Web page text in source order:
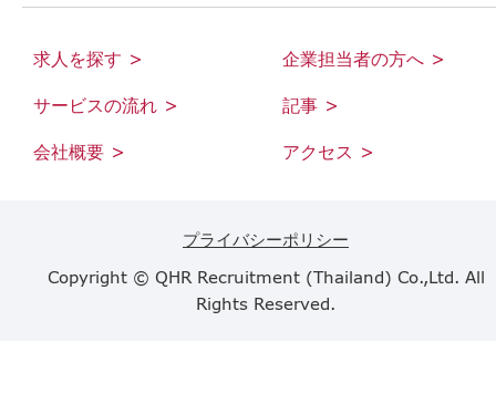
求人を探す > 企業担当者の方へ >
サービスの流れ > 記事 >
会社概要 > アクセス >
プライバシーポリシー
Copyright © QHR Recruitment (Thailand) Co.,Ltd. All
Rights Reserved.